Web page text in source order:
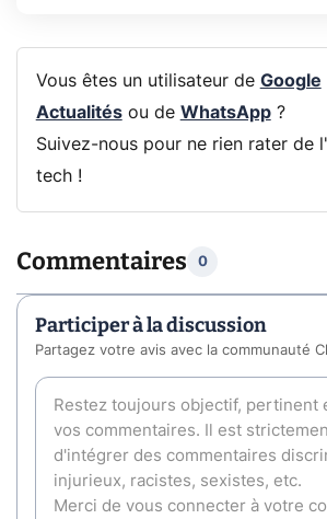
Vous êtes un utilisateur de Google
Actualitésou de WhatsApp?
Suivez-nous pour ne rien rater de
tech !
Commentaires 0
Participer à la discussion
Partagez votre avis avec la communauté